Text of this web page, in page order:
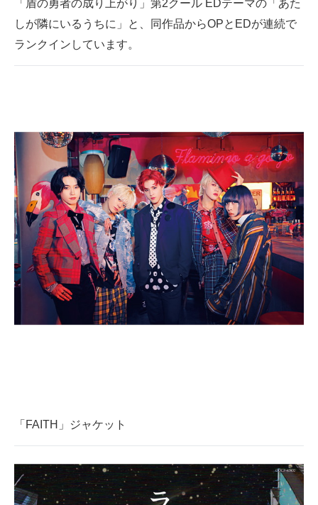
「盾の勇者の成り上がり」第2クール EDテーマの「あた
しが隣にいるうちに」と、同作品からOPとEDが連続で
ランクインしています。
「FAITH」ジャケット